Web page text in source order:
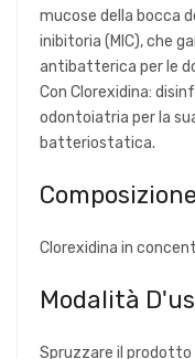
mucose della bocca
inibitoria (MIC), che
antibatterica per le
Con Clorexidina:
odontoiatria per la
batteriostatica.
Composizione
Clorexidina in
Modalità
Spruzzare il prodotto